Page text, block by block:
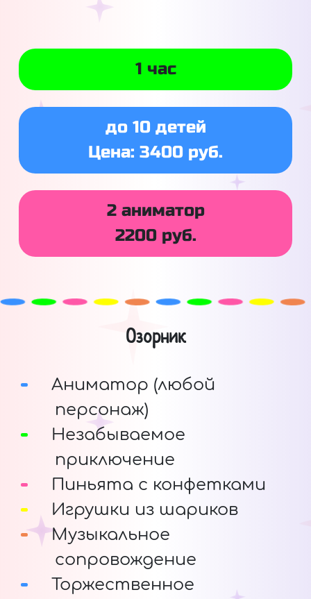
1 час
до 10 детей
Цена: 3400 руб.
2 аниматор
2200 руб.
Озорник
Аниматор (любой
персонаж)
Незабываемое
приключение
Пиньята с конфетками
Игрушки из шариков
Музыкальное
сопровождение
Торжественное